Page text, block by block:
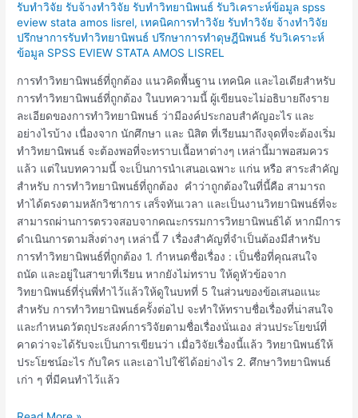
รับทำวิจัย รับจ้างทำวิจัย รับทำวิทยานิพนธ์ รับวิเคราะห์ข้อมูล spss
eview stata amos lisrel, เทคนิคการทำวิจัย รับทำวิจัย จ้างทำวิจัย
ปรึกษาการรับทำวิทยานิพนธ์ ปรึกษาการทำดุษฎีนิพนธ์ รับวิเคราะห์
ข้อมูล SPSS EVIEW STATA AMOS LISREL
การทำวิทยานิพนธ์ที่ถูกต้อง แนวคิดพื้นฐาน เทคนิค และไอเดียสำหรับ
การทำวิทยานิพนธ์ที่ถูกต้อง ในบทความนี้ ผู้เขียนจะไม่อธิบายถึงราย
ละเอียดของการทำวิทยานิพนธ์ ว่ามีองค์ประกอบสำคัญอะไร และ
อย่างไรบ้าง เนื่องจาก นักศึกษา และ นิสิต ที่เรียนมาถึงจุดที่จะต้องเริ่ม
ทำวิทยานิพนธ์ จะต้องพอที่จะทราบเนื้อหาต่างๆ เหล่านี้มาพอสมควร
แล้ว แต่ในบทความนี้ จะเป็นการนำเสนอเฉพาะ แก่น หรือ สาระสำคัญ
สำหรับ การทำวิทยานิพนธ์ที่ถูกต้อง คำว่าถูกต้องในที่นี้คือ สามารถ
ทำได้ตรงตามหลักวิชาการ เสร็จทันเวลา และเป็นงานวิทยานิพนธ์ที่จะ
สามารถผ่านการตรวจสอบจากคณะกรรมการวิทยานิพนธ์ได้ หากมีการ
ดำเนินการตามสิ่งต่างๆ เหล่านี้ 7 เรื่องสำคัญที่จำเป็นต้องมีสำหรับ
การทำวิทยานิพนธ์ที่ถูกต้อง 1. กำหนดชื่อเรื่อง : เป็นชื่อที่คุณสนใจ
ถนัด และอยู่ในสาขาที่เรียน หากยังไม่ทราบ ให้ดูหัวข้อจาก
วิทยานิพนธ์ที่รุ่นพี่ทำไว้แล้วให้ดูในบทที่ 5 ในส่วนของข้อเสนอแนะ
สำหรับ การทำวิทยานิพนธ์ครั้งต่อไป จะทำให้ทราบชื่อเรื่องที่น่าสนใจ
และกำหนดวัตถุประสงค์การวิจัยตามชื่อเรื่องนั่นเอง ส่วนประโยขน์ที่
คาดว่าจะได้รับจะเป็นการเขียนว่า เมื่อวิจัยเรื่องนี้แล้ว วิทยานิพนธ์ให้
ประโยชน์อะไร กับใคร และเอาไปใช้ได้อย่างไร 2. ศึกษาวิทยานิพนธ์
เก่า ๆ ที่มีคนทำไว้แล้ว
วิทยานิพนธ์
ที่
ถูก